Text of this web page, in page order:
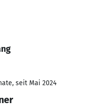
seit Mai 2024